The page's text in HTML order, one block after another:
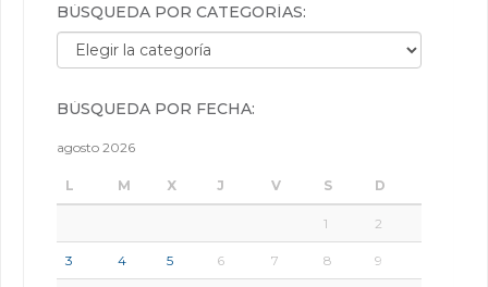
BÚSQUEDA POR CATEGORÍAS:
Búsqueda por categorías:
BÚSQUEDA POR FECHA:
agosto 2026
L M X J V S D
1 2
3 4 5 6 7 8 9